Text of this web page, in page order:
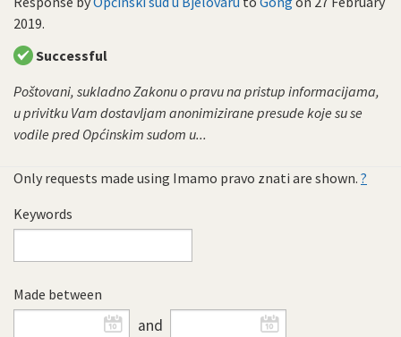
2019.
Successful
Poštovani, sukladno Zakonu o pravu na pristup informacijama,
u privitku Vam dostavljam anonimizirane presude koje su se
vodile pred Općinskim sudom u...
Only requests made using Imamo pravo znati are shown. ?
Keywords
Made between
and